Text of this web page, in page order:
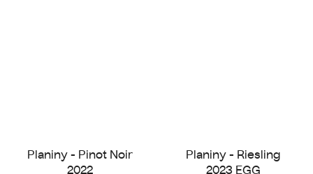
Planiny - Pinot Noir
2022
Planiny - Riesling
2023 EGG